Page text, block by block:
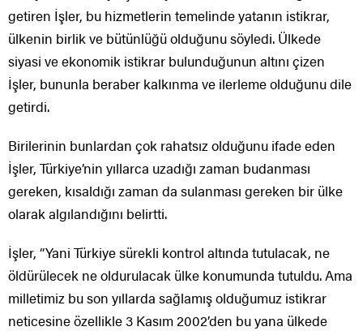
getiren İşler, bu hizmetlerin temelinde yatanın istikrar,
ülkenin birlik ve bütünlüğü olduğunu söyledi. Ülkede
siyasi ve ekonomik istikrar bulunduğunun altını çizen
İşler, bununla beraber kalkınma ve ilerleme olduğunu dile
getirdi.
Birilerinin bunlardan çok rahatsız olduğunu ifade eden
İşler, Türkiye’nin yıllarca uzadığı zaman budanması
gereken, kısaldığı zaman da sulanması gereken bir ülke
olarak algılandığını belirtti.
İşler, “Yani Türkiye sürekli kontrol altında tutulacak, ne
öldürülecek ne oldurulacak ülke konumunda tutuldu. Ama
milletimiz bu son yıllarda sağlamış olduğumuz istikrar
neticesine özellikle 3 Kasım 2002’den bu yana ülkede